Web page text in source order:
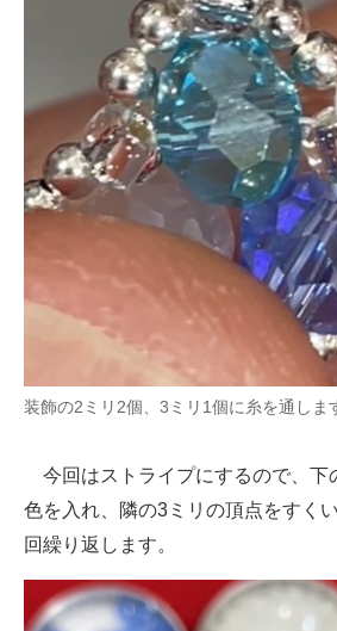
装飾の2ミリ2個、3ミリ1個に糸を通しま
今回はストライプにするので、下
色を入れ、隣の3ミリの頂点をすく
回繰り返します。